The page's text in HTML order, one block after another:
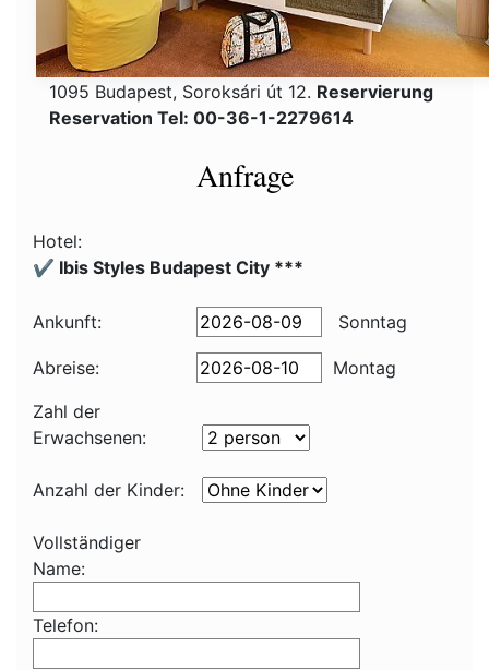
1095 Budapest, Soroksári út 12. Reservierung
Reservation Tel: 00-36-1-2279614
Anfrage
Hotel:
✔️ Ibis Styles Budapest City ***
Ankunft: Sonntag
Abreise:
Montag
Zahl der
Erwachsenen:
Anzahl der Kinder:
Vollständiger
Name:
Telefon: